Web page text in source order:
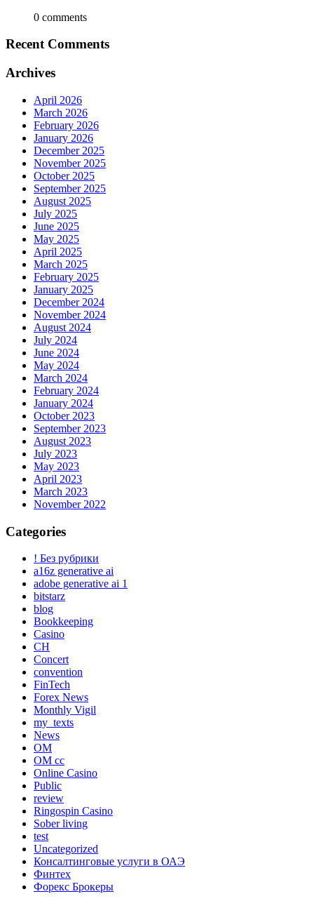
0 comments
Recent Comments
Archives
April 2026
March 2026
February 2026
January 2026
December 2025
November 2025
October 2025
September 2025
August 2025
July 2025
June 2025
May 2025
April 2025
March 2025
February 2025
January 2025
December 2024
November 2024
August 2024
July 2024
June 2024
May 2024
March 2024
February 2024
January 2024
October 2023
September 2023
August 2023
July 2023
May 2023
April 2023
March 2023
November 2022
Categories
! Без рубрики
a16z generative ai
adobe generative ai 1
bitstarz
blog
Bookkeeping
Casino
CH
Concert
convention
FinTech
Forex News
Monthly Vigil
my_texts
News
OM
OM cc
Online Casino
Public
review
Ringospin Casino
Sober living
test
Uncategorized
Консалтинговые услуги в ОАЭ
Финтех
Форекс Брокеры